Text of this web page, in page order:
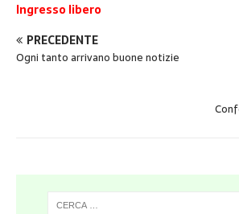
Ingresso libero
PRECEDENTE
Ogni tanto arrivano buone notizie